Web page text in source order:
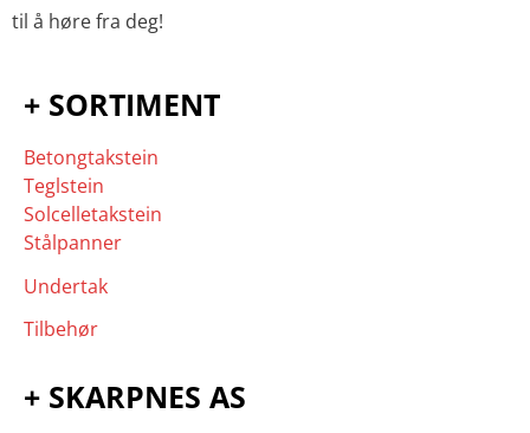
til å høre fra deg!
+ SORTIMENT
Betongtakstein
Teglstein
Solcelletakstein
Stålpanner
Undertak
Tilbehør
+ SKARPNES AS